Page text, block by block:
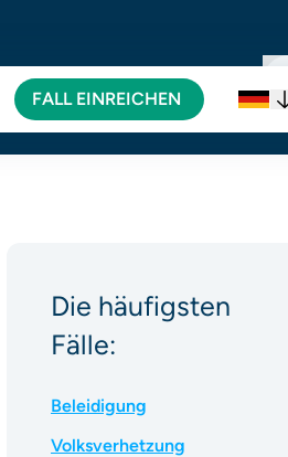
FALL EINREICHEN
FALL EINREICHEN
Die häufigsten
Fälle:
Beleidigung
Volksverhetzung